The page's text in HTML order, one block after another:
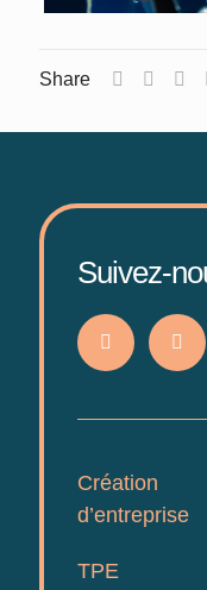
Share
Suivez-
Création
d’entreprise
TPE